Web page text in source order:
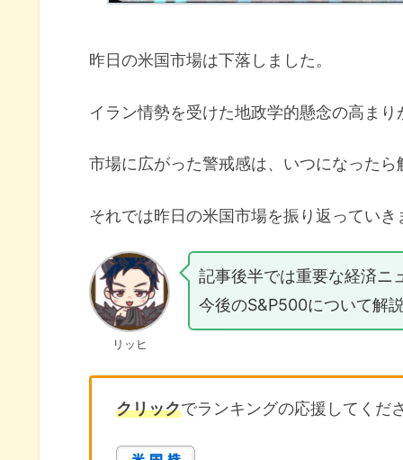
昨日の米国市場は下落しました。
イラン情勢を受けた地政学的懸念の高ま
市場に広がった警戒感は、いつになった
それでは昨日の米国市場を振り返っていき
リッヒ
記事後半では重要な経済ニ
今後のS&P500について解
クリックでランキングの応援してくだ